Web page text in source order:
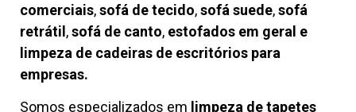
comerciais,sofá de tecido,sofá suede,sofá
retrátil,sofá de canto, estofados em geral e
limpeza de cadeiras de escritórios para
empresas.
Somos especializados em limpeza de tapetes